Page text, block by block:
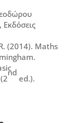
(2014). Maths
nd
ed.).